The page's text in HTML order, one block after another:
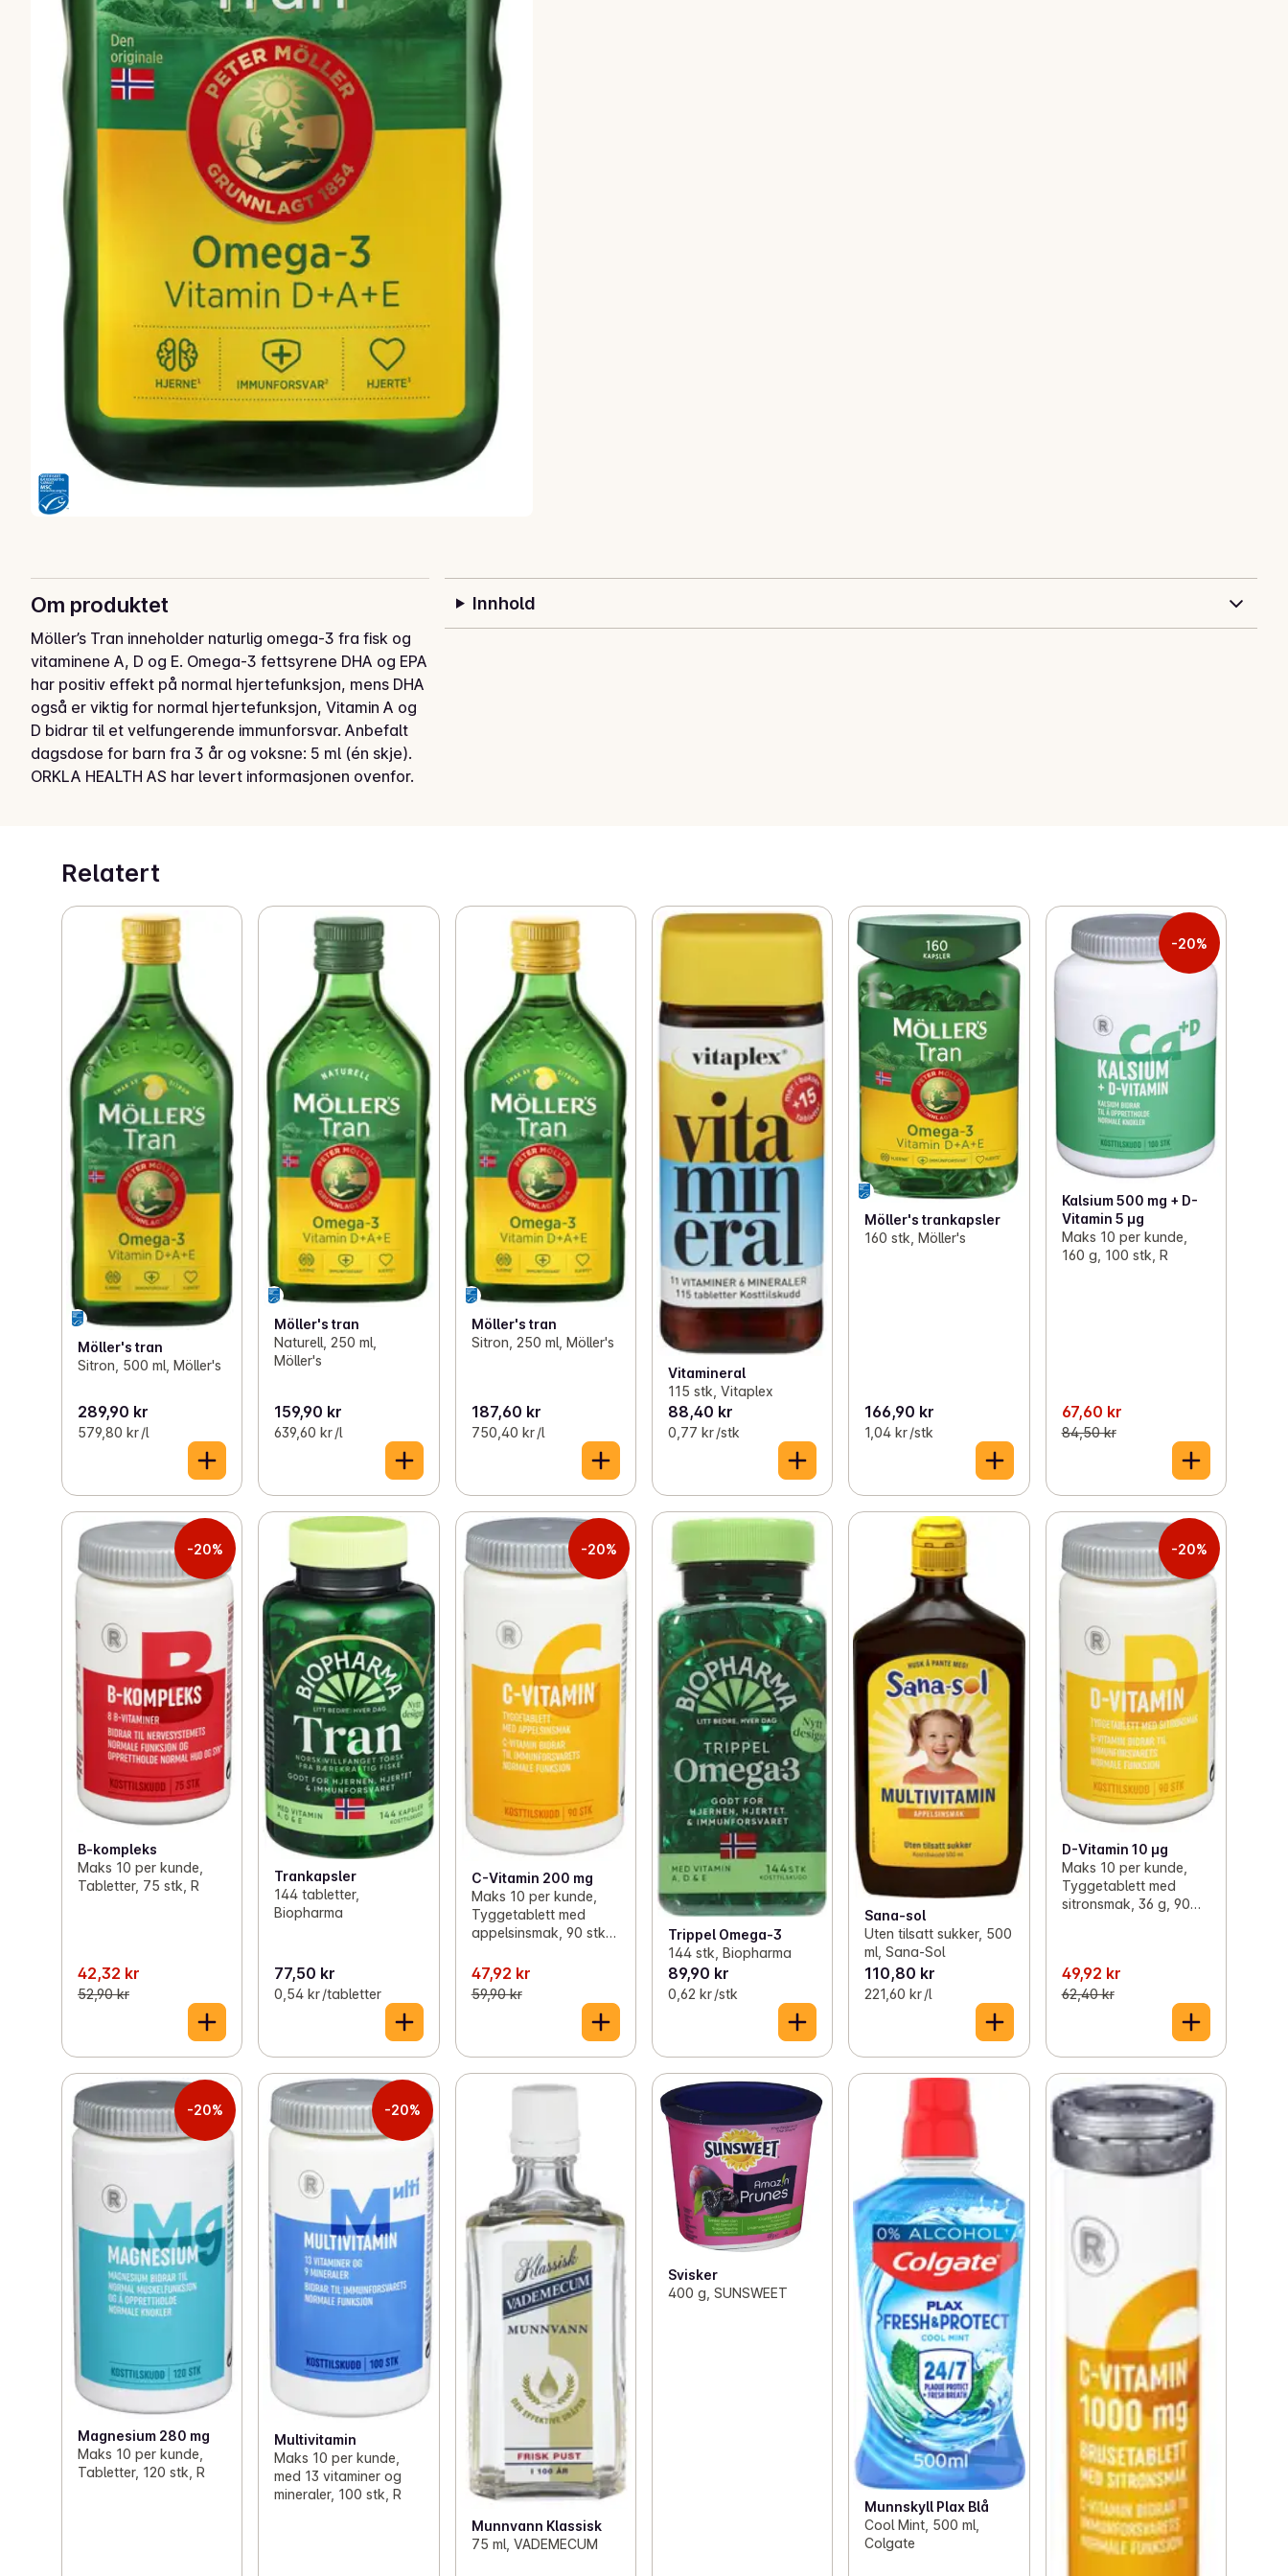
Om produktet
Möller’s Tran inneholder naturlig omega-3 fra fisk og
vitaminene A, D og E. Omega-3 fettsyrene DHA og EPA
har positiv effekt på normal hjertefunksjon, mens DHA
også er viktig for normal hjertefunksjon, Vitamin A og
D bidrar til et velfungerende immunforsvar. Anbefalt
dagsdose for barn fra 3 år og voksne: 5 ml (én skje).
ORKLA HEALTH AS har levert informasjonen ovenfor.
Innhold
Relatert
Möller's tran
Sitron, 500 ml, Möller's
289,90 kr
579,80 kr /l
Möller's tran
Naturell, 250 ml,
Möller's
159,90 kr
639,60 kr /l
Möller's tran
Sitron, 250 ml, Möller's
187,60 kr
750,40 kr /l
Vitamineral
115 stk, Vitaplex
88,40 kr
0,77 kr /stk
Möller's trankapsler
160 stk, Möller's
166,90 kr
1,04 kr /stk
-20%
Kalsium 500 mg + D-
Vitamin 5 µg
Maks 10 per kunde,
160 g, 100 stk, R
67,60 kr
84,50 kr
-20%
B-kompleks
Maks 10 per kunde,
Tabletter, 75 stk, R
42,32 kr
52,90 kr
Trankapsler
144 tabletter,
Biopharma
77,50 kr
0,54 kr /tabletter
-20%
C-Vitamin 200 mg
Maks 10 per kunde,
Tyggetablett med
appelsinsmak, 90 stk,
47,92 kr
59,90 kr
Trippel Omega-3
144 stk, Biopharma
89,90 kr
0,62 kr /stk
Sana-sol
Uten tilsatt sukker, 500
ml, Sana-Sol
110,80 kr
221,60 kr /l
-20%
D-Vitamin 10 µg
Maks 10 per kunde,
Tyggetablett med
sitronsmak, 36 g, 90
49,92 kr
62,40 kr
-20%
Magnesium 280 mg
Maks 10 per kunde,
Tabletter, 120 stk, R
-20%
Multivitamin
Maks 10 per kunde,
med 13 vitaminer og
mineraler, 100 stk, R
Munnvann Klassisk
75 ml, VADEMECUM
Svisker
400 g, SUNSWEET
Munnskyll Plax Blå
Cool Mint, 500 ml,
Colgate